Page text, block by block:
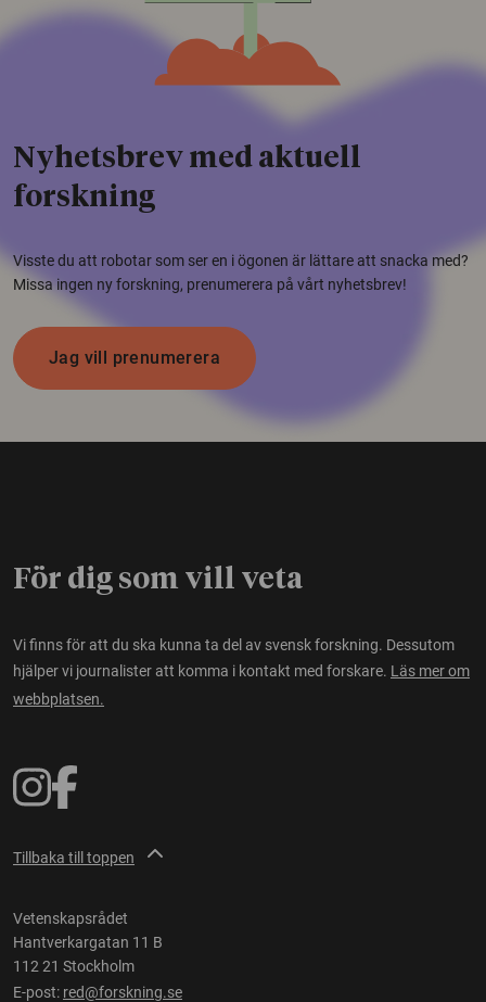
Nyhetsbrev med aktuell
forskning
Visste du att robotar som ser en i ögonen är lättare att snacka med?
Missa ingen ny forskning, prenumerera på vårt nyhetsbrev!
Jag vill prenumerera
För dig som vill veta
Vi finns för att du ska kunna ta del av svensk forskning. Dessutom
hjälper vi journalister att komma i kontakt med forskare. Läs mer om
webbplatsen.
Tillbaka till toppen
Vetenskapsrådet
Hantverkargatan 11 B
112 21 Stockholm
E-post: red@forskning.se